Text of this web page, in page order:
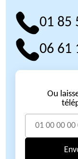
01 85
06 61
Ou